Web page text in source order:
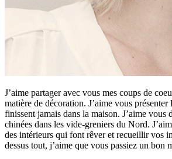
J’aime partager avec vous mes coups de
matière de décoration. J’aime vous présenter
finissent jamais dans la maison. J’aime vous
chinées dans les vide-greniers du Nord.
des intérieurs qui font rêver et recueillir vos
dessus tout, j’aime que vous passiez un bon